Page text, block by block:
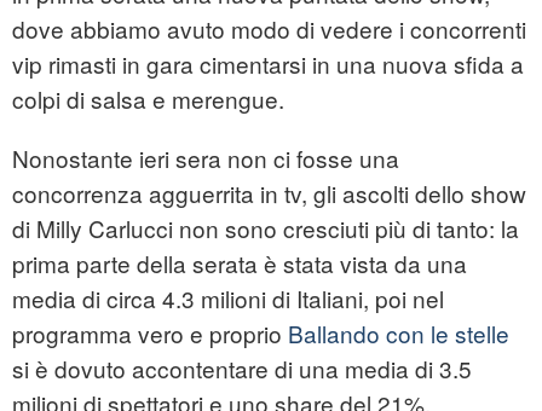
dove abbiamo avuto modo di vedere i concorrenti
vip rimasti in gara cimentarsi in una nuova sfida a
colpi di salsa e merengue.
Nonostante ieri sera non ci fosse una
concorrenza agguerrita in tv, gli ascolti dello show
di Milly Carlucci non sono cresciuti più di tanto: la
prima parte della serata è stata vista da una
media di circa 4.3 milioni di Italiani, poi nel
programma vero e proprio Ballando con le stelle
si è dovuto accontentare di una media di 3.5
milioni di spettatori e uno share del 21%.